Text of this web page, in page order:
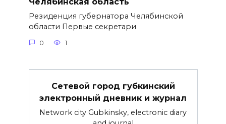
Резиденция губернатора Челябинской
области Первые секретари
0 1
Сетевой город губкинский
электронный дневник и журнал
Network city Gubkinsky, electronic diary